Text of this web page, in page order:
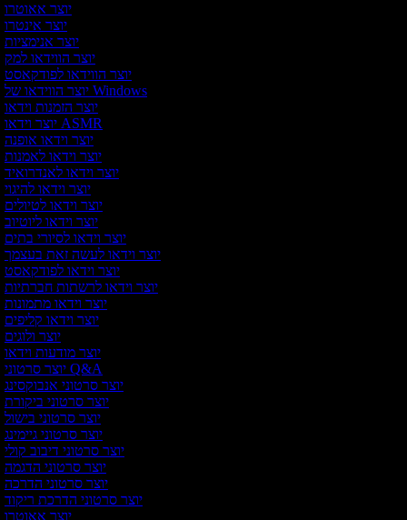
יוצר אאוטרו
יוצר אינטרו
יוצר אנימציות
יוצר הווידאו למק
יוצר הווידאו לפודקאסט
יוצר הווידאו של Windows
יוצר הזמנות וידאו
יוצר וידאו ASMR
יוצר וידאו אופנה
יוצר וידאו לאמנות
יוצר וידאו לאנדרואיד
יוצר וידאו להיגוי
יוצר וידאו לטיולים
יוצר וידאו ליוטיוב
יוצר וידאו לסיורי בתים
יוצר וידאו לעשה זאת בעצמך
יוצר וידאו לפודקאסט
יוצר וידאו לרשתות חברתיות
יוצר וידאו מתמונות
יוצר וידאו קליפים
יוצר ולוגים
יוצר מודעות וידאו
יוצר סרטוני Q&A
יוצר סרטוני אנבוקסינג
יוצר סרטוני ביקורת
יוצר סרטוני בישול
יוצר סרטוני גיימינג
יוצר סרטוני דיבוב קולי
יוצר סרטוני הדגמה
יוצר סרטוני הדרכה
יוצר סרטוני הדרכת ריקוד
יוצר אאוטרו